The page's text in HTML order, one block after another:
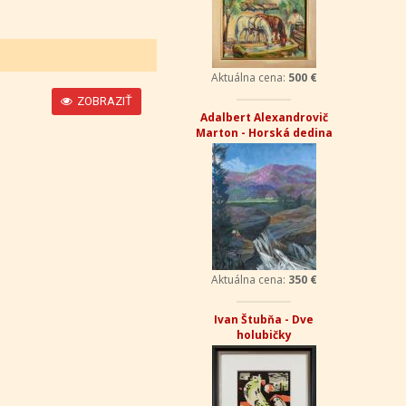
ZOBRAZIŤ
Aktuálna cena: 500 €
Adalbert Alexandrovič
Marton - Horská dedina
Aktuálna cena: 350 €
Ivan Štubňa - Dve
holubičky